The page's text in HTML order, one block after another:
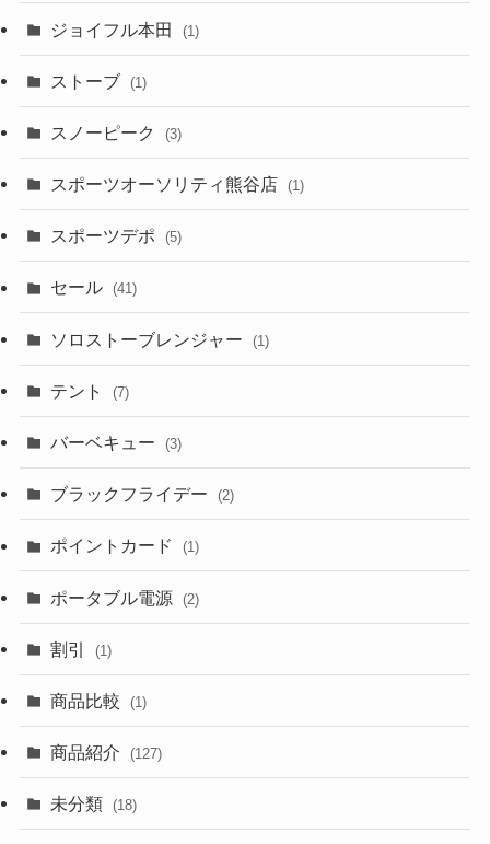
ジョイフル本田 (1)
ストーブ (1)
スノーピーク (3)
スポーツオーソリティ熊谷店 (1)
スポーツデポ (5)
セール (41)
ソロストーブレンジャー (1)
テント (7)
バーベキュー (3)
ブラックフライデー (2)
ポイントカード (1)
ポータブル電源 (2)
割引 (1)
商品比較 (1)
商品紹介 (127)
未分類 (18)